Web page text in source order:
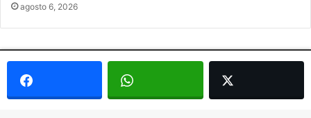
agosto 6, 2026
© Copyright 2026, Todos los derechos reservados - Metrópoli
San Luis 2013 |